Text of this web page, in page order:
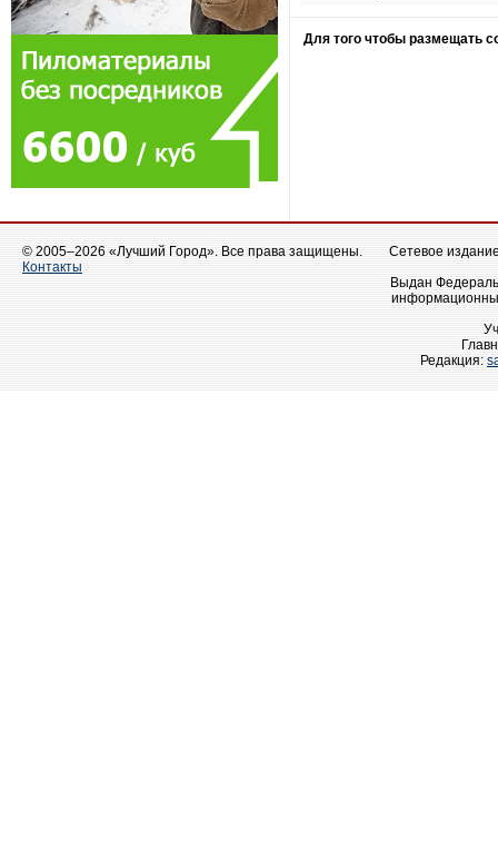
Для того чтобы размещать
© 2005–2026 «Лучший Город». Все права защищены.
Контакты
Сетевое
Выдан
Редакция: